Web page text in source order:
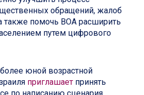
обращений, жалоб
также помочь ВОА расширить
путем цифрового
юной возрастной
приглашает принять